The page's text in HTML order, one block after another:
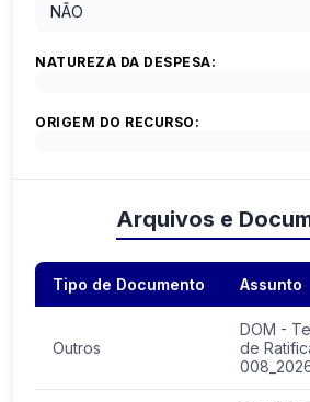
NÃO
NATUREZA DA DESPESA:
ORIGEM DO RECURSO:
Arquivos e
Tipo de Documento Assunto
Outros
DOM -
de